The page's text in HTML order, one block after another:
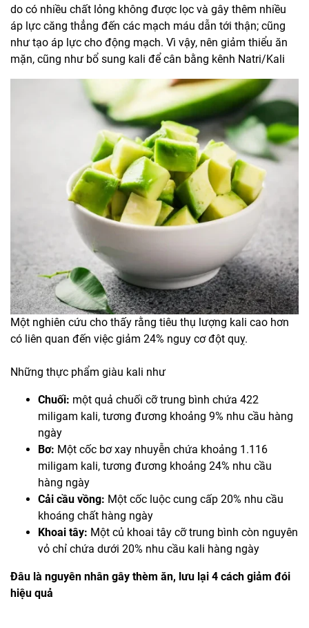
do có nhiều chất lỏng không được lọc và gây thêm nhiều
áp lực căng thẳng đến các mạch máu dẫn tới thận; cũng
như tạo áp lực cho động mạch. Vì vậy, nên giảm thiểu ăn
mặn, cũng như bổ sung kali để cân bằng kênh Natri/Kali
Một nghiên cứu cho thấy rằng tiêu thụ lượng kali cao hơn
có liên quan đến việc giảm 24% nguy cơ đột quỵ.
Những thực phẩm giàu kali như
Chuối: một quả chuối cỡ trung bình chứa 422
miligam kali, tương đương khoảng 9% nhu cầu hàng
ngày
Bơ: Một cốc bơ xay nhuyễn chứa khoảng 1.116
miligam kali, tương đương khoảng 24% nhu cầu
hàng ngày
Cải cầu vồng: Một cốc luộc cung cấp 20% nhu cầu
khoáng chất hàng ngày
Khoai tây: Một củ khoai tây cỡ trung bình còn nguyên
vỏ chỉ chứa dưới 20% nhu cầu kali hàng ngày
Đâu là nguyên nhân gây thèm ăn, lưu lại 4 cách giảm đói
hiệu quả